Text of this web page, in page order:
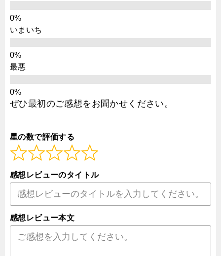
いまいち
最悪
ぜひ最初のご感想をお聞かせください。
星の数で評価する
感想レビューのタイトル
感想レビュー本文